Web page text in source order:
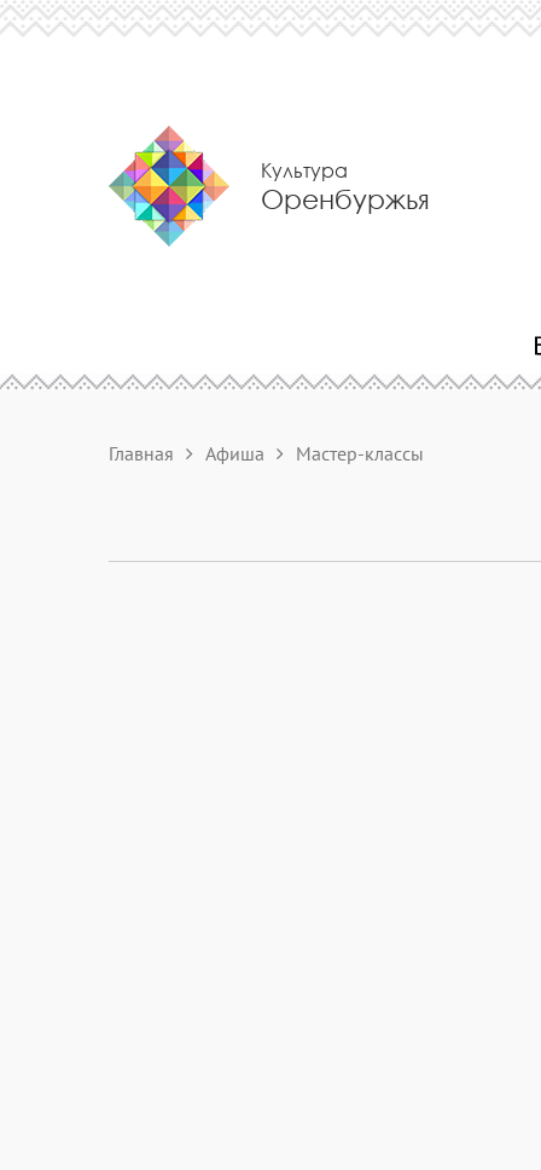
Культура
Оренбуржья
Главная Афиша Мастер-классы